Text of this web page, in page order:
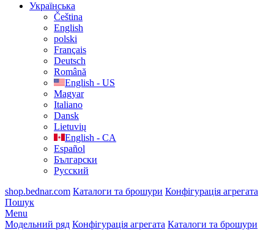
Українська
Čeština
English
polski
Français
Deutsch
Română
English - US
Magyar
Italiano
Dansk
Lietuvių
English - CA
Español
Български
Русский
shop.bednar.com Каталоги та брошури Конфігурація агрегата
Пошук
Menu
Модельний ряд Конфігурація агрегата Каталоги та брошури